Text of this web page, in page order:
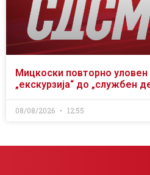
Мицкоски повторно уловен
„екскурзија“ до „службен
08/08/2026 12:55